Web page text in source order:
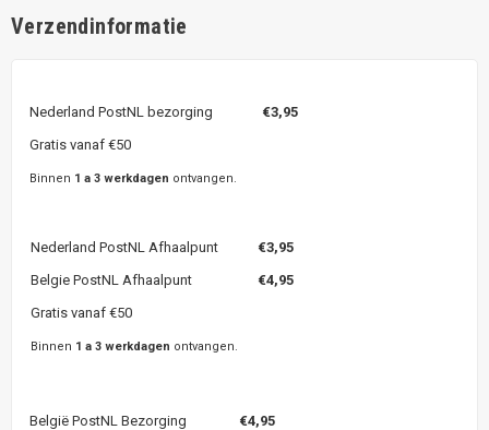
Verzendinformatie
Nederland PostNL bezorging €3,95
Gratis vanaf €50
Binnen 1 a 3 werkdagen ontvangen.
Nederland PostNL Afhaalpunt €3,95
Belgie PostNL Afhaalpunt
€4,95
Gratis vanaf €50
Binnen 1 a 3 werkdagen ontvangen.
België PostNL Bezorging €4,95